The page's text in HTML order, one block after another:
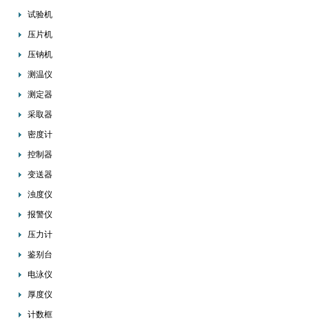
试验机
压片机
压钠机
测温仪
测定器
采取器
密度计
控制器
变送器
浊度仪
报警仪
压力计
鉴别台
电泳仪
厚度仪
计数框